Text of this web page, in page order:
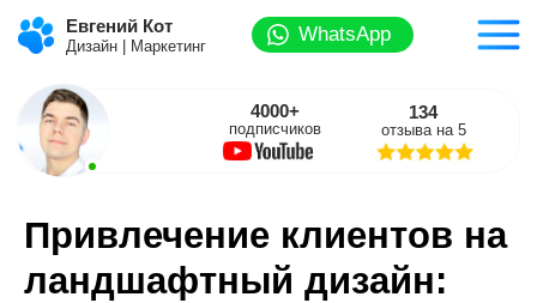
WhatsApp
Евгений Кот
Дизайн | Маркетинг
Привлечение клиентов на
ландшафтный дизайн: